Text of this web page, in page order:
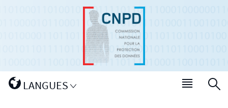
Changer
LANGUES
Haupt-